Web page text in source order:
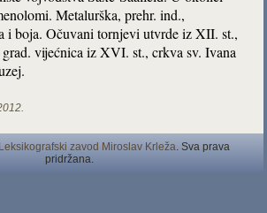
Metalurška, prehr. ind.,
i boja. Očuvani tornjevi utvrde iz XII. st.,
vijećnica iz XVI. st., crkva sv. Ivana
Leksikografski zavod Miroslav Krleža. Sva prava
pridržana.